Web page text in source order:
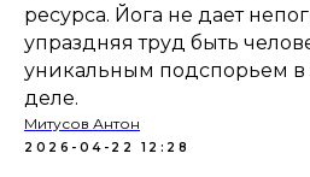
ресурса. Йога не дает
упраздняя труд быть
уникальным подспорьем в
деле.
Митусов Антон
2026-04-22 12:28